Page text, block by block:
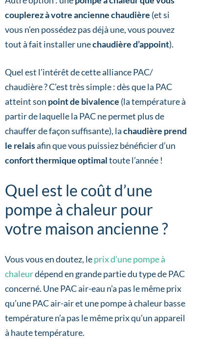
couplerez à votre ancienne chaudière (et si
vous n’en possédez pas déjà une, vous pouvez
tout à fait installer unechaudière d’appoint).
Quel est l’intérêt de cette alliance PAC/
chaudière ? C’est très simple : dès que la PAC
atteint son point de bivalence (la température à
partir de laquelle la PAC ne permet plus de
chauffer de façon suffisante), lachaudière prend
le relaisafin que vous puissiez bénéficier d’un
confort thermique optimaltoute l’année !
Quel est le coût d’une
pompe à chaleur pour
votre maison ancienne ?
Vous vous en doutez, leprix d’une pompe à
chaleurdépend en grande partie du type de PAC
concerné. Une PAC air-eau n’a pas le même prix
qu’une PAC air-air et une pompe à chaleur basse
température n’a pas le même prix qu’un appareil
à haute température.